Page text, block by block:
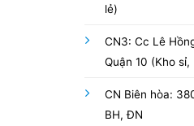
lẻ)
CN3: Cc Lê
Quận 10 (Kho sỉ,
CN Biên hòa:
BH, ĐN